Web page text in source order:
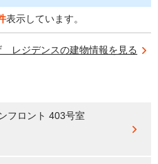
表示しています。
ジデンスの建物情報を見る
フロント 403号室